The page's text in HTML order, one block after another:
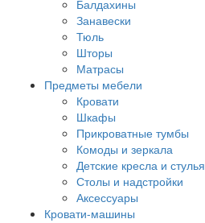
Балдахины
Занавески
Тюль
Шторы
Матрасы
Предметы мебели
Кровати
Шкафы
Прикроватные тумбы
Комоды и зеркала
Детские кресла и стулья
Столы и надстройки
Аксессуары
Кровати-машины